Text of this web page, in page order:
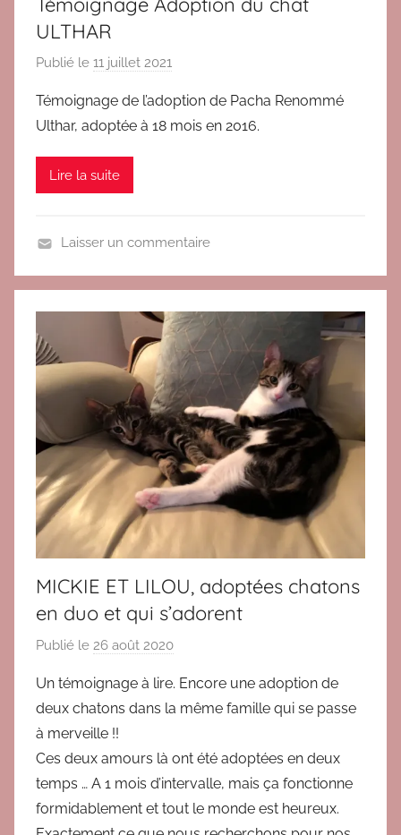
T
é
m
g
g
s
d
o
p
t
i
n
ULTHAR
Publié le 11 juillet 2021
r
B
t
Témoignage de l’adoption de Pacha Renommé
Ulthar, adoptée à 18 mois en 2016.
Lire la suite
d
o
p
t
i
n
s
2
0
1
T
é
m
i
g
n
a
g
e
s
Laisser un commentaire
MICKIE ET LILOU, adoptées chatons
en duo et qui s’adorent
Publié le 26 août 2020
r
B
i
g
i
t
Un témoignage à lire. Encore une adoption de
deux chatons dans la même famille qui se passe
à merveille !!
Ces deux amours là ont été adoptées en deux
temps … A 1 mois d’intervalle, mais ça fonctionne
formidablement et tout le monde est heureux.